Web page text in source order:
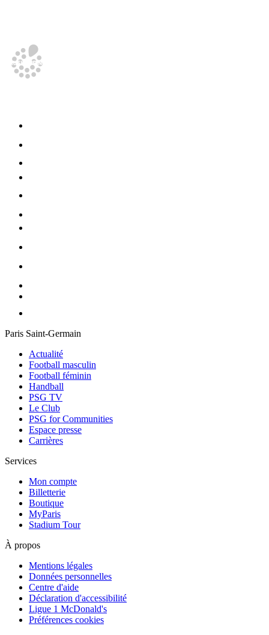
Paris Saint-Germain
Actualité
Football masculin
Football féminin
Handball
PSG TV
Le Club
PSG for Communities
Espace presse
Carrières
Services
Mon compte
Billetterie
Boutique
MyParis
Stadium Tour
À propos
Mentions légales
Données personnelles
Centre d'aide
Déclaration d'accessibilité
Ligue 1 McDonald's
Préférences cookies